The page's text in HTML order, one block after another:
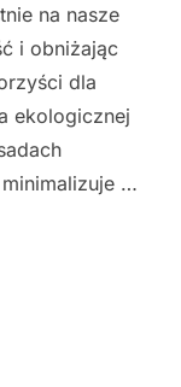
na nasze
i obniżając
dla
ekologicznej
…